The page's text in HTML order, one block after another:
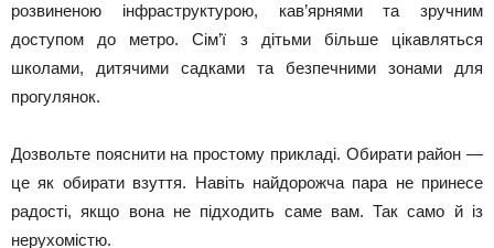
розвиненою інфраструктурою, кав’ярнями та зручним
доступом до метро. Сім’ї з дітьми більше цікавляться
школами, дитячими садками та безпечними зонами для
прогулянок.
Дозвольте пояснити на простому прикладі. Обирати район —
це як обирати взуття. Навіть найдорожча пара не принесе
радості, якщо вона не підходить саме вам. Так само й із
нерухомістю.